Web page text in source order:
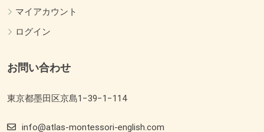
マイアカウント
ログイン
お問い合わせ
東京都墨田区京島1−39−1−114
info@atlas-montessori-english.com